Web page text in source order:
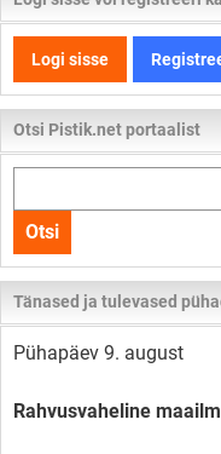
Logi sisse
Otsi Pistik.net portaalist
kogu
lehelt
Otsi
Tänased ja tulevased
Pühapäev 9. august
Rahvusvaheline